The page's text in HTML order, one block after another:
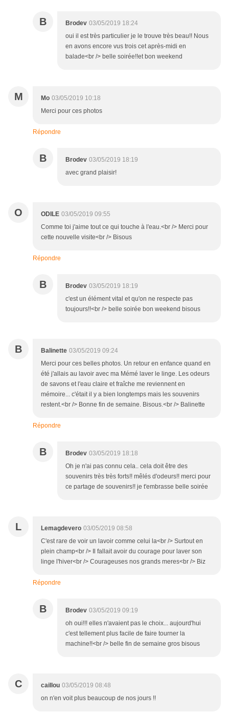
B Brodev 03/05/2019 18:24
oui il est très particulier je le trouve très beau!! Nous
en avons encore vus trois cet après-midi en
balade<br /> belle soirée!!et bon weekend
M Mo 03/05/2019 10:18
Merci pour ces photos
Répondre
B Brodev 03/05/2019 18:19
avec grand plaisir!
O ODILE 03/05/2019 09:55
Comme toi j'aime tout ce qui touche à l'eau.<br /> Merci pour
cette nouvelle visite<br /> Bisous
Répondre
B Brodev 03/05/2019 18:19
c'est un élément vital et qu'on ne respecte pas
toujours!!<br /> belle soirée bon weekend bisous
B Balinette 03/05/2019 09:24
Merci pour ces belles photos. Un retour en enfance quand en
été j'allais au lavoir avec ma Mémé laver le linge. Les odeurs
de savons et l'eau claire et fraîche me reviennent en
mémoire... c'était il y a bien longtemps mais les souvenirs
restent.<br /> Bonne fin de semaine. Bisous.<br /> Balinette
Répondre
B Brodev 03/05/2019 18:18
Oh je n'ai pas connu cela.. cela doit être des
souvenirs très très forts!! mêlés d'odeurs!! merci pour
ce partage de souvenirs!! je t'embrasse belle soirée
L Lemagdevero 03/05/2019 08:58
C'est rare de voir un lavoir comme celui la<br /> Surtout en
plein champ<br /> Il fallait avoir du courage pour laver son
linge l'hiver<br /> Courageuses nos grands meres<br /> Biz
Répondre
B Brodev 03/05/2019 09:19
oh oui!!! elles n'avaient pas le choix... aujourd'hui
c'est tellement plus facile de faire tourner la
machine!!<br /> belle fin de semaine gros bisous
C caillou 03/05/2019 08:48
on n'en voit plus beaucoup de nos jours !!